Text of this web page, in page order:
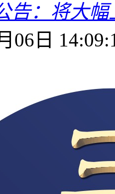
告：将大
06日